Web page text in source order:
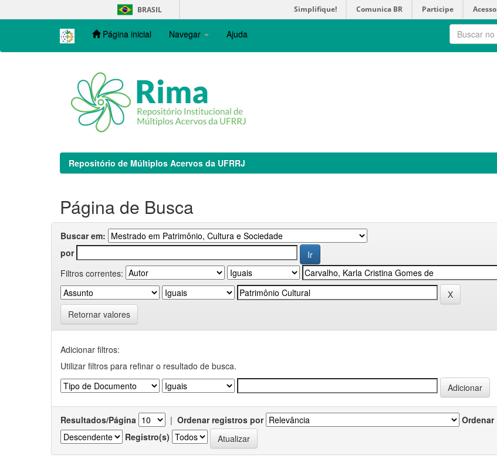
navigation
BRASIL Simplifique! Comunica BR Participe
Página inicial Navegar Ajuda
Repositório de Múltiplos Acervos da UFRRJ
Página de Busca
Buscar em:
por
Filtros correntes:
Retornar valores
Adicionar filtros:
Utilizar filtros para refinar o resultado de busca.
Resultados/Página | Ordenar registros por
Ordenar
Registro(s)